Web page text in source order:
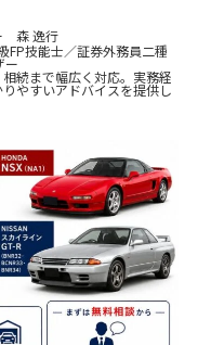
森 逸行
FP技能士／証券外務員二種
ー
続まで幅広く対応。実務経
やすいアドバイスを提供し